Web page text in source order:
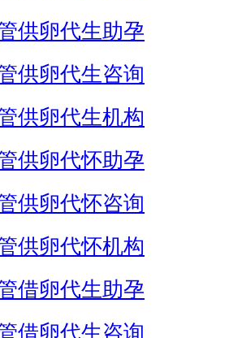
供卵代生助孕
供卵代生咨询
供卵代生机构
供卵代怀助孕
供卵代怀咨询
供卵代怀机构
借卵代生助孕
借卵代生咨询